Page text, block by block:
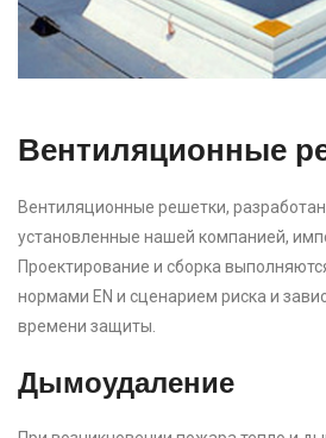
Вентиляционные
Вентиляционные решетки,
установленные нашей компанией,
Проектирование и сборка
нормами EN и сценарием риска и
времени защиты.
Дымоудаление